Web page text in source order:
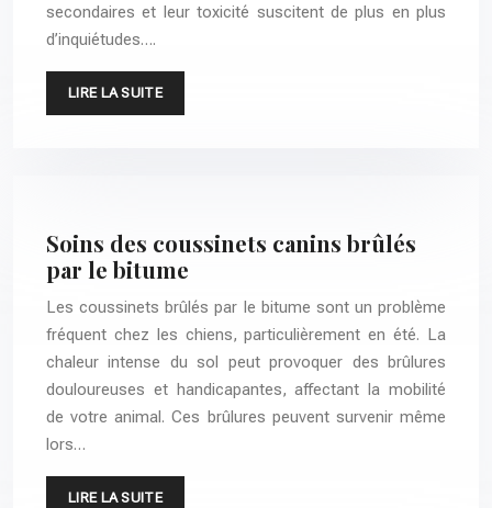
secondaires et leur toxicité suscitent de plus en plus
d’inquiétudes….
LIRE LA SUITE
Soins des coussinets canins brûlés
par le bitume
Les coussinets brûlés par le bitume sont un problème
fréquent chez les chiens, particulièrement en été. La
chaleur intense du sol peut provoquer des brûlures
douloureuses et handicapantes, affectant la mobilité
de votre animal. Ces brûlures peuvent survenir même
lors…
LIRE LA SUITE